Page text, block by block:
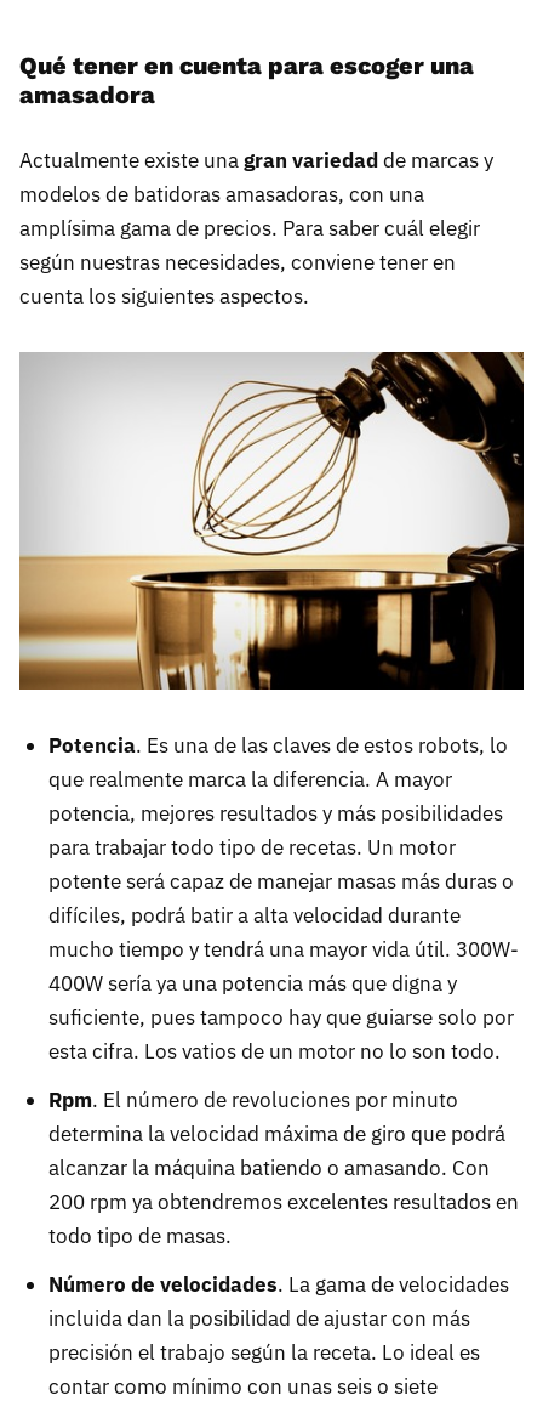
Qué tener en cuenta para escoger una
amasadora
Actualmente existe unagran variedadde marcas y
modelos de batidoras amasadoras, con una
amplísima gama de precios. Para saber cuál elegir
según nuestras necesidades, conviene tener en
cuenta los siguientes aspectos.
Potencia. Es una de las claves de estos robots, lo
que realmente marca la diferencia. A mayor
potencia, mejores resultados y más posibilidades
para trabajar todo tipo de recetas. Un motor
potente será capaz de manejar masas más duras o
difíciles, podrá batir a alta velocidad durante
mucho tiempo y tendrá una mayor vida útil. 300W-
400W sería ya una potencia más que digna y
suficiente, pues tampoco hay que guiarse solo por
esta cifra. Los vatios de un motor no lo son todo.
Rpm. El número de revoluciones por minuto
determina la velocidad máxima de giro que podrá
alcanzar la máquina batiendo o amasando. Con
200 rpm ya obtendremos excelentes resultados en
todo tipo de masas.
Número de velocidades. La gama de velocidades
incluida dan la posibilidad de ajustar con más
precisión el trabajo según la receta. Lo ideal es
contar como mínimo con unas seis o siete